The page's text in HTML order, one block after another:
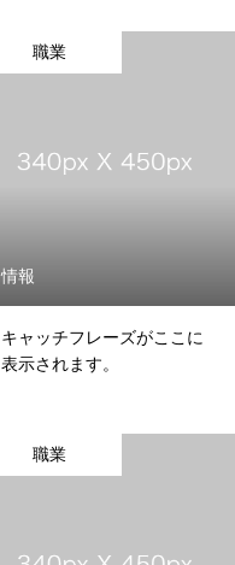
職業
情報
キャッチフレーズがここに
表示されます。
職業